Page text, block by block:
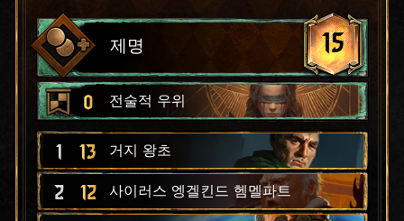
제명 15
0 전술적 우위
1 13 거지 왕초
2 12 사이러스 엥겔킨드 헴멜파트